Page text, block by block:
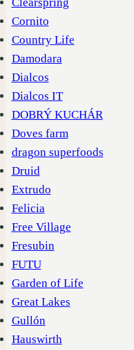
Cornito
Country Life
Damodara
Dialcos
Dialcos IT
DOBRÝ KUCHÁR
Doves farm
dragon superfoods
Druid
Extrudo
Felicia
Free Village
Fresubin
FUTU
Garden of Life
Great Lakes
Gullón
Hauswirth